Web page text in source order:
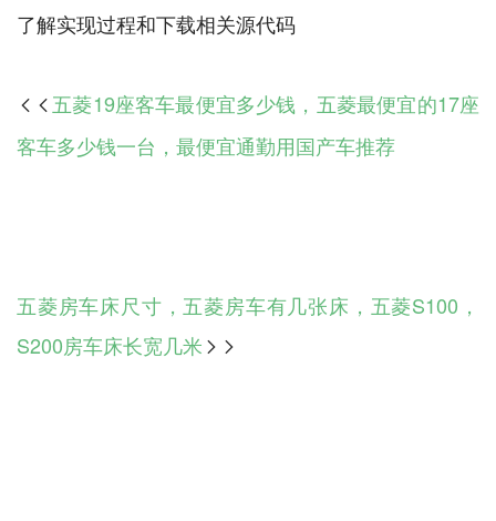
 五菱19座客车最便宜多少钱，五菱最便宜的17座
客车多少钱一台，最便宜通勤用国产车推荐
五菱房车床尺寸，五菱房车有几张床，五菱S100，
S200房车床长宽几米 